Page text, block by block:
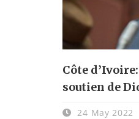
Côte
soutien de
24 May 2022